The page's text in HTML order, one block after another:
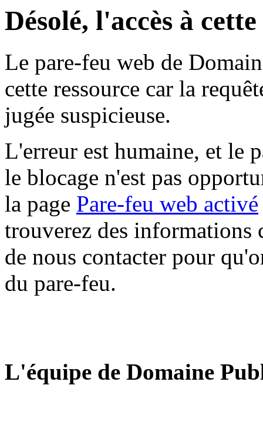
Désolé, l'accès à
Le pare-feu web de
cette ressource car la
jugée suspicieuse.
L'erreur est humaine, et le
le blocage n'est pas
la page Pare-feu web activé
trouverez des informations
de nous contacter pour
du pare-feu.
L'équipe de Domaine